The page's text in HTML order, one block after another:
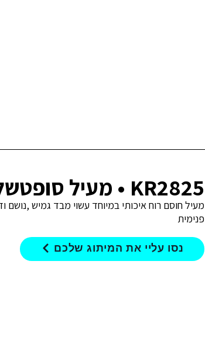
KR2825 • מעיל סופטשל
מעיל חוסם רוח איכותי במיוחד עשוי מבד גמיש ,נושם
פנימית
נסו עליי את המיתוג שלכם